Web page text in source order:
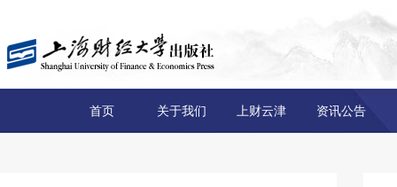
首页 关于我们 上财云津 资讯公告